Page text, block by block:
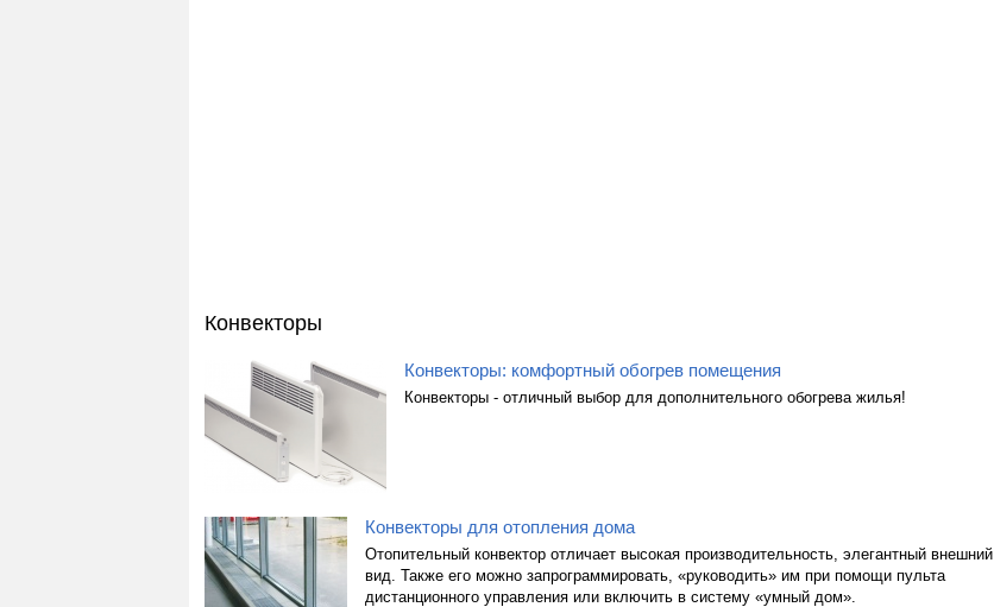
Конвекторы
Конвекторы: комфортный обогрев помещения
Конвекторы - отличный выбор для дополнительного обогрева жилья!
Конвекторы для отопления дома
Отопительный конвектор отличает высокая производительность, элегантный внешний
вид. Также его можно запрограммировать, «руководить» им при помощи пульта
дистанционного управления или включить в систему «умный дом».